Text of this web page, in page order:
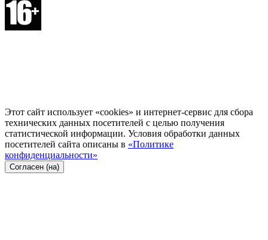
Этот сайт использует «cookies» и интернет-сервис для сбора
технических данных посетителей с целью получения
статистической информации. Условия обработки данных
посетителей сайта описаны в «Политике
конфиденциальности»
Согласен (на)